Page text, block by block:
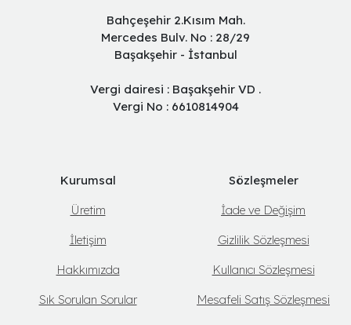
Bahçeşehir 2.Kısım Mah.
Mercedes Bulv. No : 28/29
Başakşehir - İstanbul
Vergi dairesi : Başakşehir VD .
Vergi No : 6610814904
Kurumsal
Üretim
İletişim
Hakkımızda
Sık Sorulan Sorular
Sözleşmeler
İade ve Değişim
Gizlilik Sözleşmesi
Kullanıcı Sözleşmesi
Mesafeli Satış Sözleşmesi